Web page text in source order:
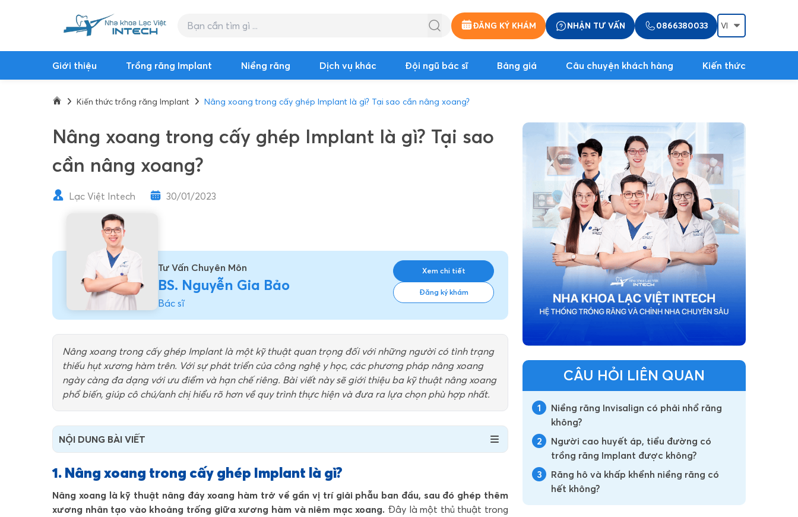
ĐĂNG KÝ KHÁM NHẬN TƯ VẤN 0866380033
Giới thiệu Trồng răng Implant Niềng răng Dịch vụ khác Đội ngũ bác sĩ Bảng giá Câu chuyện khách hàng Kiến thức
Kiến thức trồng răng Implant Nâng xoang trong cấy ghép Implant là gì? Tại sao cần nâng xoang?
Nâng xoang trong cấy ghép Implant là gì? Tại sao
cần nâng xoang?
Lạc Việt Intech 30/01/2023
Tư Vấn Chuyên Môn
BS. Nguyễn Gia Bảo
Bác sĩ
Xem chi tiết
Đăng ký khám
Nâng xoang trong cấy ghép Implant là một kỹ thuật quan trọng đối với những người có tình trạng
thiếu hụt xương hàm trên. Với sự phát triển của công nghệ y học, các phương pháp nâng xoang
ngày càng đa dạng với ưu điểm và hạn chế riêng. Bài viết này sẽ giới thiệu ba kỹ thuật nâng xoang
phổ biến, giúp cô chú/anh chị hiểu rõ hơn về quy trình thực hiện và đưa ra lựa chọn phù hợp nhất.
NỘI DUNG BÀI VIẾT
1. Nâng xoang trong cấy ghép Implant là gì?
Nâng xoang là kỹ thuật nâng đáy xoang hàm trở về gần vị trí giải phẫu ban đầu, sau đó ghép thêm
xương nhân tạo vào khoảng trống giữa xương hàm và niêm mạc xoang. Đây là một thủ thuật trong
CÂU HỎI LIÊN QUAN
1
Niềng răng Invisalign có phải nhổ răng
không?
2
Người cao huyết áp, tiểu đường có
trồng răng Implant được không?
3
Răng hô và khấp khểnh niềng răng có
hết không?